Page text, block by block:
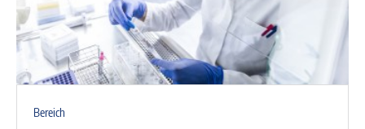
Bereich